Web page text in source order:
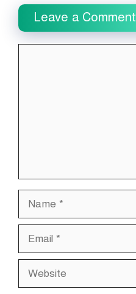
Leave a Comment